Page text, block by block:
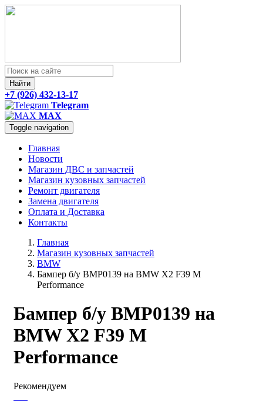
Найти
+7 (926) 432-13-17
Telegram
MAX
Toggle navigation
Главная
Новости
Магазин ДВС и запчастей
Магазин кузовных запчастей
Ремонт двигателя
Замена двигателя
Оплата и Доставка
Контакты
Главная
Магазин кузовных запчастей
BMW
Бампер б/у BMP0139 на BMW X2 F39 M
Performance
Бампер б/у BMP0139 на
BMW X2 F39 M
Performance
Рекомендуем